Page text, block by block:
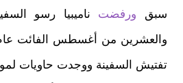
سبق ورفضت ناميبيا رسو
تفتيش السفينة ووجدت حاويات